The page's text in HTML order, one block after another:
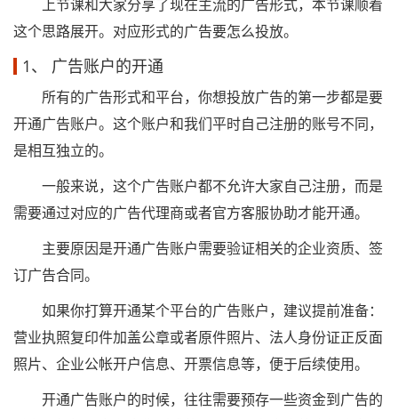
上节课和大家分享了现在主流的广告形式，本节课顺着
这个思路展开。对应形式的广告要怎么投放。
1、 广告账户的开通
所有的广告形式和平台，你想投放广告的第一步都是要
开通广告账户。这个账户和我们平时自己注册的账号不同，
是相互独立的。
一般来说，这个广告账户都不允许大家自己注册，而是
需要通过对应的广告代理商或者官方客服协助才能开通。
主要原因是开通广告账户需要验证相关的企业资质、签
订广告合同。
如果你打算开通某个平台的广告账户，建议提前准备：
营业执照复印件加盖公章或者原件照片、法人身份证正反面
照片、企业公帐开户信息、开票信息等，便于后续使用。
开通广告账户的时候，往往需要预存一些资金到广告的